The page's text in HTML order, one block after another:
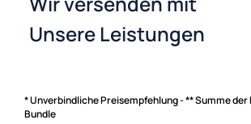
* Unverbindliche Preisempfehlung - ** Summe der
Bundle